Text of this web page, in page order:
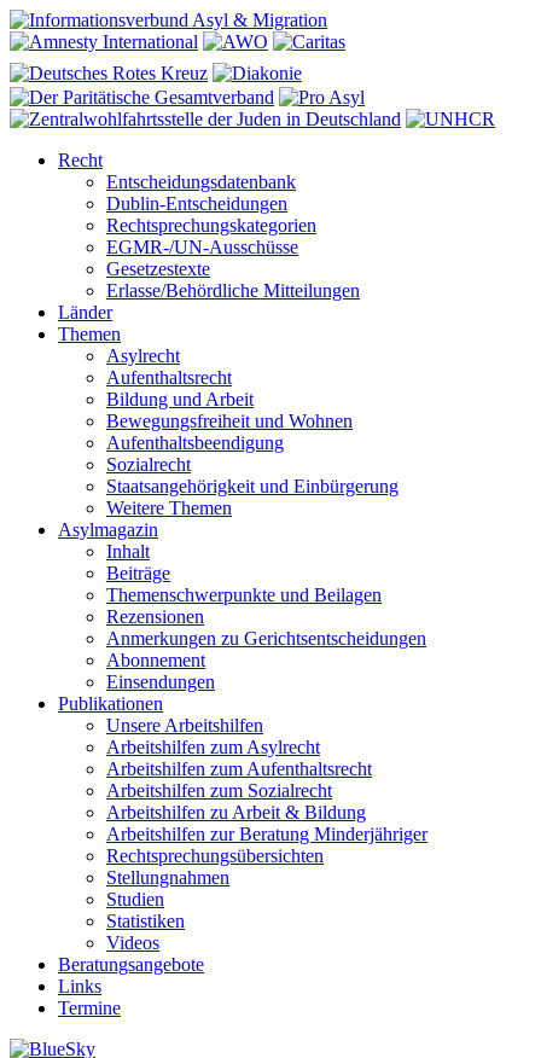
Recht
Entscheidungsdatenbank
Dublin-Entscheidungen
Rechtsprechungskategorien
EGMR-/UN-Ausschüsse
Gesetzestexte
Erlasse/Behördliche Mitteilungen
Länder
Themen
Asylrecht
Aufenthaltsrecht
Bildung und Arbeit
Bewegungsfreiheit und Wohnen
Aufenthaltsbeendigung
Sozialrecht
Staatsangehörigkeit und Einbürgerung
Weitere Themen
Asylmagazin
Inhalt
Beiträge
Themenschwerpunkte und Beilagen
Rezensionen
Anmerkungen zu Gerichtsentscheidungen
Abonnement
Einsendungen
Publikationen
Unsere Arbeitshilfen
Arbeitshilfen zum Asylrecht
Arbeitshilfen zum Aufenthaltsrecht
Arbeitshilfen zum Sozialrecht
Arbeitshilfen zu Arbeit & Bildung
Arbeitshilfen zur Beratung Minderjähriger
Rechtsprechungsübersichten
Stellungnahmen
Studien
Statistiken
Videos
Beratungsangebote
Links
Termine